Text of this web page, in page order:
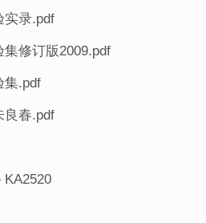
实录.pdf
集修订版2009.pdf
集.pdf
良春.pdf